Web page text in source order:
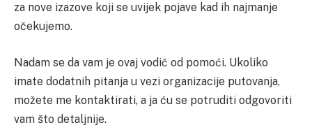
za nove izazove koji se uvijek pojave kad ih najmanje
očekujemo.
Nadam se da vam je ovaj vodič od pomoći. Ukoliko
imate dodatnih pitanja u vezi organizacije putovanja,
možete me kontaktirati, a ja ću se potruditi odgovoriti
vam što detaljnije.